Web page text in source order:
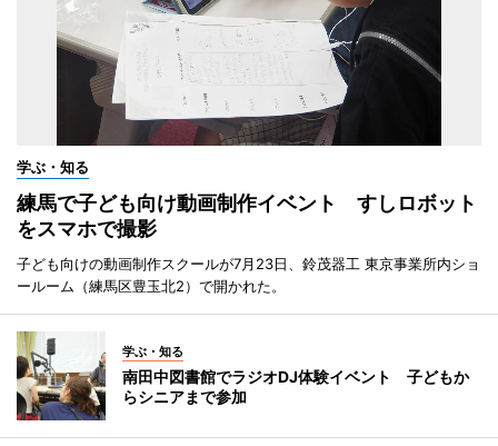
学ぶ・知る
練馬で子ども向け動画制作イベント すしロボット
をスマホで撮影
子ども向けの動画制作スクールが7月23日、鈴茂器工 東京事業所内ショ
ールーム（練馬区豊玉北2）で開かれた。
学ぶ・知る
南田中図書館でラジオDJ体験イベント 子どもか
らシニアまで参加